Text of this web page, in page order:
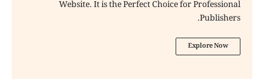
Website. It is the Perfect Choice for Professional
Publishers.
Explore Now